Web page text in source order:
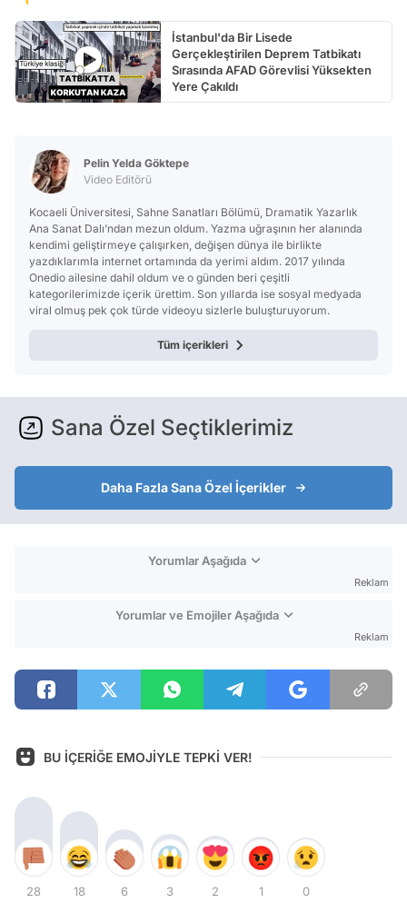
İstanbul'da Bir Lisede
Gerçekleştirilen Deprem Tatbikatı
Sırasında AFAD Görevlisi Yüksekten
Yere Çakıldı
Pelin Yelda Göktepe
Video Editörü
Kocaeli Üniversitesi, Sahne Sanatları Bölümü, Dramatik Yazarlık
Ana Sanat Dalı’ndan mezun oldum. Yazma uğraşının her alanında
kendimi geliştirmeye çalışırken, değişen dünya ile birlikte
yazdıklarımla internet ortamında da yerimi aldım. 2017 yılında
Onedio ailesine dahil oldum ve o günden beri çeşitli
kategorilerimizde içerik ürettim. Son yıllarda ise sosyal medyada
viral olmuş pek çok türde videoyu sizlerle buluşturuyorum.
Tüm içerikleri
Sana Özel Seçtiklerimiz
Daha Fazla Sana Özel İçerikler
Yorumlar Aşağıda
Reklam
Yorumlar ve Emojiler Aşağıda
Reklam
BU İÇERİĞE EMOJİYLE TEPKİ VER!
28 18 6 3 2 1 0